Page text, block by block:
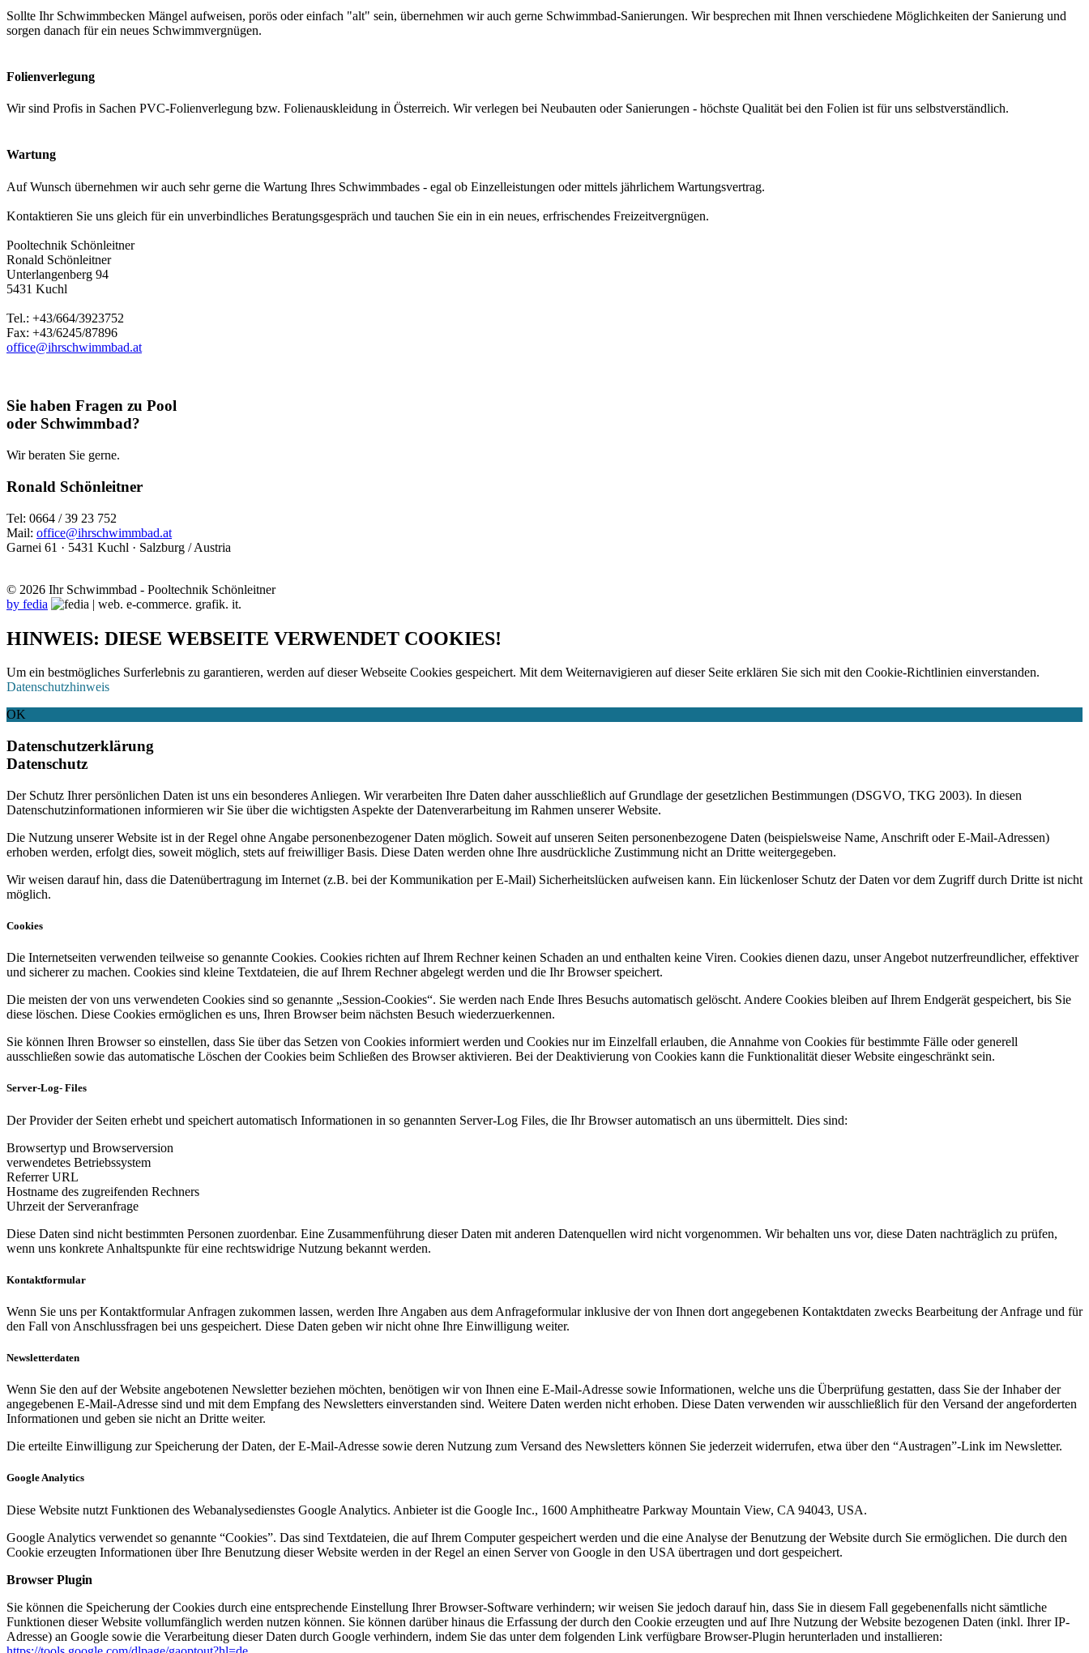
Sollte Ihr Schwimmbecken Mängel aufweisen, porös oder einfach "alt" sein, übernehmen wir auch gerne Schwimmbad-Sanierungen. Wir besprechen mit Ihnen verschiedene Möglichkeiten der Sanierung und
sorgen danach für ein neues Schwimmvergnügen.
Folienverlegung
Wir sind Profis in Sachen PVC-Folienverlegung bzw. Folienauskleidung in Österreich. Wir verlegen bei Neubauten oder Sanierungen - höchste Qualität bei den Folien ist für uns selbstverständlich.
Wartung
Auf Wunsch übernehmen wir auch sehr gerne die Wartung Ihres Schwimmbades - egal ob Einzelleistungen oder mittels jährlichem Wartungsvertrag.
Kontaktieren Sie uns gleich für ein unverbindliches Beratungsgespräch und tauchen Sie ein in ein neues, erfrischendes Freizeitvergnügen.
Pooltechnik Schönleitner
Ronald Schönleitner
Unterlangenberg 94
5431 Kuchl
Tel.: +43/664/3923752
Fax: +43/6245/87896
office@ihrschwimmbad.at
Sie haben Fragen zu Pool
oder Schwimmbad?
Wir beraten Sie gerne.
Ronald Schönleitner
Tel: 0664 / 39 23 752
Mail: office@ihrschwimmbad.at
Garnei 61 · 5431 Kuchl · Salzburg / Austria
© 2026 Ihr Schwimmbad - Pooltechnik Schönleitner
by fedia
HINWEIS: DIESE WEBSEITE VERWENDET COOKIES!
Um ein bestmögliches Surferlebnis zu garantieren, werden auf dieser Webseite Cookies gespeichert. Mit dem Weiternavigieren auf dieser Seite erklären Sie sich mit den Cookie-Richtlinien einverstanden.
Datenschutzhinweis
OK
Datenschutzerklärung
Datenschutz
Der Schutz Ihrer persönlichen Daten ist uns ein besonderes Anliegen. Wir verarbeiten Ihre Daten daher ausschließlich auf Grundlage der gesetzlichen Bestimmungen (DSGVO, TKG 2003). In diesen
Datenschutzinformationen informieren wir Sie über die wichtigsten Aspekte der Datenverarbeitung im Rahmen unserer Website.
Die Nutzung unserer Website ist in der Regel ohne Angabe personenbezogener Daten möglich. Soweit auf unseren Seiten personenbezogene Daten (beispielsweise Name, Anschrift oder E-Mail-Adressen)
erhoben werden, erfolgt dies, soweit möglich, stets auf freiwilliger Basis. Diese Daten werden ohne Ihre ausdrückliche Zustimmung nicht an Dritte weitergegeben.
Wir weisen darauf hin, dass die Datenübertragung im Internet (z.B. bei der Kommunikation per E-Mail) Sicherheitslücken aufweisen kann. Ein lückenloser Schutz der Daten vor dem Zugriff durch Dritte ist nicht
möglich.
Cookies
Die Internetseiten verwenden teilweise so genannte Cookies. Cookies richten auf Ihrem Rechner keinen Schaden an und enthalten keine Viren. Cookies dienen dazu, unser Angebot nutzerfreundlicher, effektiver
und sicherer zu machen. Cookies sind kleine Textdateien, die auf Ihrem Rechner abgelegt werden und die Ihr Browser speichert.
Die meisten der von uns verwendeten Cookies sind so genannte „Session-Cookies“. Sie werden nach Ende Ihres Besuchs automatisch gelöscht. Andere Cookies bleiben auf Ihrem Endgerät gespeichert, bis Sie
diese löschen. Diese Cookies ermöglichen es uns, Ihren Browser beim nächsten Besuch wiederzuerkennen.
Sie können Ihren Browser so einstellen, dass Sie über das Setzen von Cookies informiert werden und Cookies nur im Einzelfall erlauben, die Annahme von Cookies für bestimmte Fälle oder generell
ausschließen sowie das automatische Löschen der Cookies beim Schließen des Browser aktivieren. Bei der Deaktivierung von Cookies kann die Funktionalität dieser Website eingeschränkt sein.
Server-Log- Files
Der Provider der Seiten erhebt und speichert automatisch Informationen in so genannten Server-Log Files, die Ihr Browser automatisch an uns übermittelt. Dies sind:
Browsertyp und Browserversion
verwendetes Betriebssystem
Referrer URL
Hostname des zugreifenden Rechners
Uhrzeit der Serveranfrage
Diese Daten sind nicht bestimmten Personen zuordenbar. Eine Zusammenführung dieser Daten mit anderen Datenquellen wird nicht vorgenommen. Wir behalten uns vor, diese Daten nachträglich zu prüfen,
wenn uns konkrete Anhaltspunkte für eine rechtswidrige Nutzung bekannt werden.
Kontaktformular
Wenn Sie uns per Kontaktformular Anfragen zukommen lassen, werden Ihre Angaben aus dem Anfrageformular inklusive der von Ihnen dort angegebenen Kontaktdaten zwecks Bearbeitung der Anfrage und für
den Fall von Anschlussfragen bei uns gespeichert. Diese Daten geben wir nicht ohne Ihre Einwilligung weiter.
Newsletterdaten
Wenn Sie den auf der Website angebotenen Newsletter beziehen möchten, benötigen wir von Ihnen eine E-Mail-Adresse sowie Informationen, welche uns die Überprüfung gestatten, dass Sie der Inhaber der
angegebenen E-Mail-Adresse sind und mit dem Empfang des Newsletters einverstanden sind. Weitere Daten werden nicht erhoben. Diese Daten verwenden wir ausschließlich für den Versand der angeforderten
Informationen und geben sie nicht an Dritte weiter.
Die erteilte Einwilligung zur Speicherung der Daten, der E-Mail-Adresse sowie deren Nutzung zum Versand des Newsletters können Sie jederzeit widerrufen, etwa über den “Austragen”-Link im Newsletter.
Google Analytics
Diese Website nutzt Funktionen des Webanalysedienstes Google Analytics. Anbieter ist die Google Inc., 1600 Amphitheatre Parkway Mountain View, CA 94043, USA.
Google Analytics verwendet so genannte “Cookies”. Das sind Textdateien, die auf Ihrem Computer gespeichert werden und die eine Analyse der Benutzung der Website durch Sie ermöglichen. Die durch den
Cookie erzeugten Informationen über Ihre Benutzung dieser Website werden in der Regel an einen Server von Google in den USA übertragen und dort gespeichert.
Browser Plugin
Sie können die Speicherung der Cookies durch eine entsprechende Einstellung Ihrer Browser-Software verhindern; wir weisen Sie jedoch darauf hin, dass Sie in diesem Fall gegebenenfalls nicht sämtliche
Funktionen dieser Website vollumfänglich werden nutzen können. Sie können darüber hinaus die Erfassung der durch den Cookie erzeugten und auf Ihre Nutzung der Website bezogenen Daten (inkl. Ihrer IP-
Adresse) an Google sowie die Verarbeitung dieser Daten durch Google verhindern, indem Sie das unter dem folgenden Link verfügbare Browser-Plugin herunterladen und installieren: